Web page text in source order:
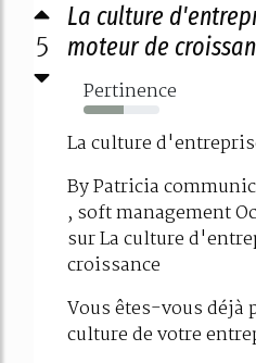
5
La culture
moteur de
Pertinence
53%
La culture
By Patricia
, soft management
sur La culture
croissance
Vous êtes-vous déjà
culture de votre